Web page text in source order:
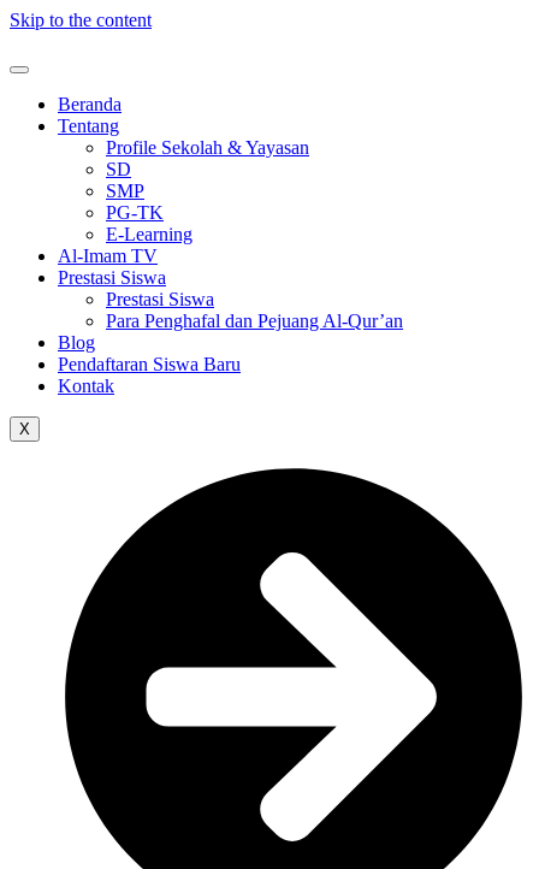
Skip to the content
Beranda
Tentang
Profile Sekolah & Yayasan
SD
SMP
PG-TK
E-Learning
Al-Imam TV
Prestasi Siswa
Prestasi Siswa
Para Penghafal dan Pejuang Al-Qur’an
Blog
Pendaftaran Siswa Baru
Kontak
X